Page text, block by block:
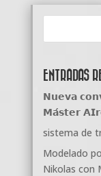
ENTRADAS
𝗡𝘂𝗲𝘃𝗮
𝗠𝗮́𝘀𝘁𝗲𝗿
sistema de
Modelado
Nikolas con